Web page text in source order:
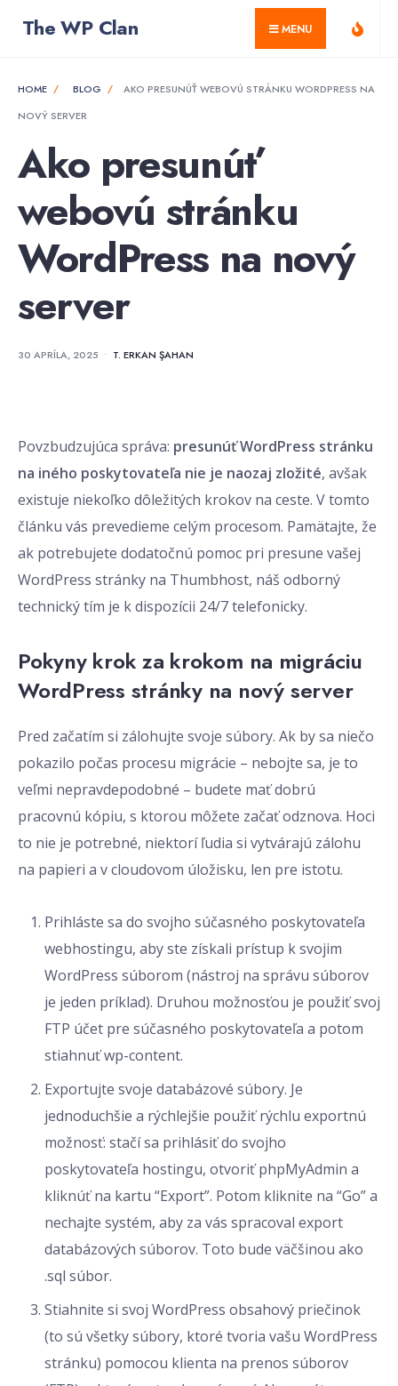
The WP Clan MENU
HOME BLOG
AKO PRESUNÚŤ WEBOVÚ STRÁNKU WORDPRESS NA
NOVÝ SERVER
Ako presunúť
webovú stránku
WordPress na nový
server
30 APRÍLA, 2025 • T. ERKAN ŞAHAN
Povzbudzujúca správa: presunúť WordPress stránku
na iného poskytovateľa nie je naozaj zložité, avšak
existuje niekoľko dôležitých krokov na ceste. V tomto
článku vás prevedieme celým procesom. Pamätajte, že
ak potrebujete dodatočnú pomoc pri presune vašej
WordPress stránky na Thumbhost, náš odborný
technický tím je k dispozícii 24/7 telefonicky.
Pokyny krok za krokom na migráciu
WordPress stránky na nový server
Pred začatím si zálohujte svoje súbory. Ak by sa niečo
pokazilo počas procesu migrácie – nebojte sa, je to
veľmi nepravdepodobné – budete mať dobrú
pracovnú kópiu, s ktorou môžete začať odznova. Hoci
to nie je potrebné, niektorí ľudia si vytvárajú zálohu
na papieri a v cloudovom úložisku, len pre istotu.
Prihláste sa do svojho súčasného poskytovateľa
webhostingu, aby ste získali prístup k svojim
WordPress súborom (nástroj na správu súborov
je jeden príklad). Druhou možnosťou je použiť svoj
FTP účet pre súčasného poskytovateľa a potom
stiahnuť wp-content.
Exportujte svoje databázové súbory. Je
jednoduchšie a rýchlejšie použiť rýchlu exportnú
možnosť: stačí sa prihlásiť do svojho
poskytovateľa hostingu, otvoriť phpMyAdmin a
kliknúť na kartu “Export”. Potom kliknite na “Go” a
nechajte systém, aby za vás spracoval export
databázových súborov. Toto bude väčšinou ako
.sql súbor.
Stiahnite si svoj WordPress obsahový priečinok
(to sú všetky súbory, ktoré tvoria vašu WordPress
stránku) pomocou klienta na prenos súborov